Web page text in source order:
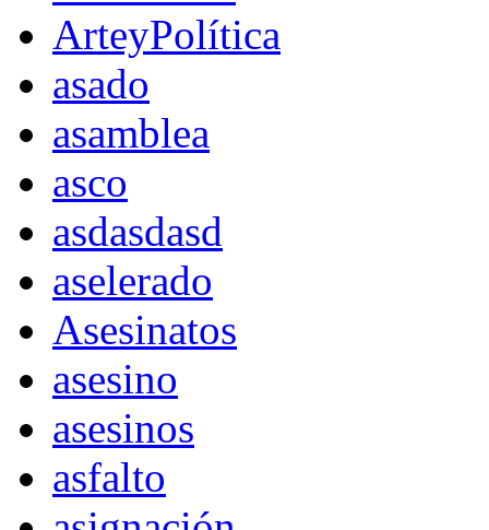
ArteyPolítica
asado
asamblea
asco
asdasdasd
aselerado
Asesinatos
asesino
asesinos
asfalto